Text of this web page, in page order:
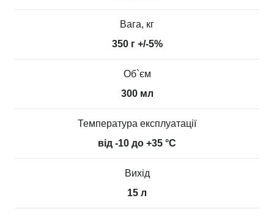
Вага, кг
350 г +/-5%
Об`єм
300 мл
Температура експлуатації
від -10 до +35 °С
Вихід
15 л